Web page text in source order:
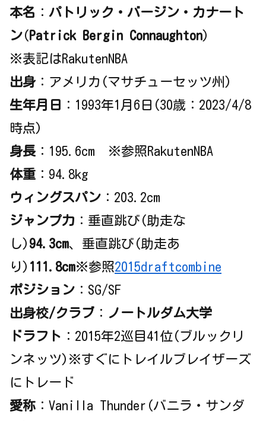
本名 ： パトリック・バージン・カナート
ン( Patrick Bergin Connaughton)
※表記はRakutenNBA
出身 ：アメリカ(マサチューセッツ州)
生年月日
：1993年1月6日(30歳：2023/4/8
時点)
身長 ：195.6cm ※参照RakutenNBA
体重 ：94.8kg
ウィングスパン ：203.2cm
ジャンプ力 ：垂直跳び(助走な
し) 94.3cm、垂直跳び(助走あ
り) 111.8cm※参照2015draftcombine
ポジション ：SG/SF
出身校/クラブ ： ノートルダム大学
ドラフト ：2015年2巡目41位(ブルックリ
ンネッツ)※すぐにトレイルブレイザーズ
にトレード
愛称 ：Vanilla Thunder(バニラ・サンダ